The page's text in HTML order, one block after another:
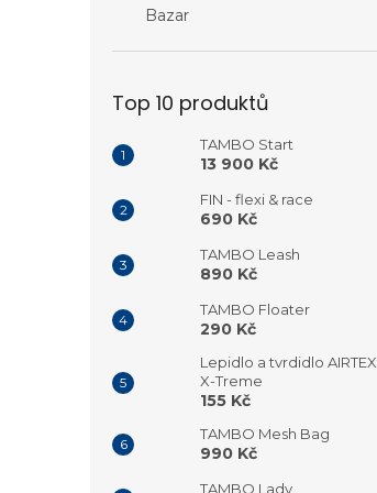
Bazar
Top 10 produktů
TAMBO Start
13 900 Kč
FIN - flexi & race
690 Kč
TAMBO Leash
890 Kč
TAMBO Floater
290 Kč
Lepidlo a tvrdidlo AIRTEX
X-Treme
155 Kč
TAMBO Mesh Bag
990 Kč
TAMBO Lady